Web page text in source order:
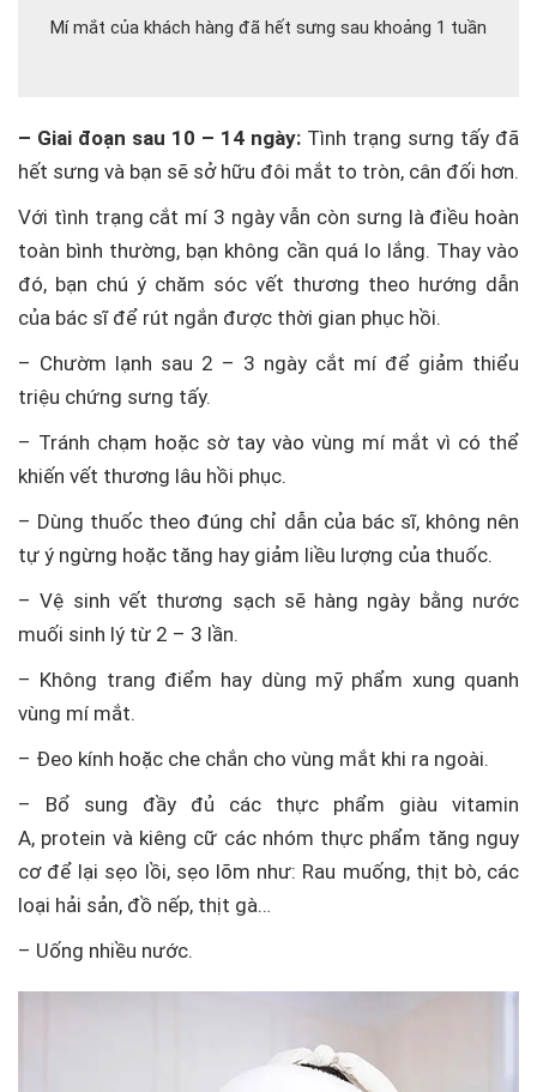
Mí mắt của khách hàng đã hết sưng sau khoảng 1 tuần
– Giai đoạn sau 10 – 14 ngày: Tình trạng sưng tấy đã
hết sưng và bạn sẽ sở hữu đôi mắt to tròn, cân đối hơn.
Với tình trạng cắt mí 3 ngày vẫn còn sưng là điều hoàn
toàn bình thường, bạn không cần quá lo lắng. Thay vào
đó, bạn chú ý chăm sóc vết thương theo hướng dẫn
của bác sĩ để rút ngắn được thời gian phục hồi.
– Chườm lạnh sau 2 – 3 ngày cắt mí để giảm thiểu
triệu chứng sưng tấy.
– Tránh chạm hoặc sờ tay vào vùng mí mắt vì có thể
khiến vết thương lâu hồi phục.
– Dùng thuốc theo đúng chỉ dẫn của bác sĩ, không nên
tự ý ngừng hoặc tăng hay giảm liều lượng của thuốc.
– Vệ sinh vết thương sạch sẽ hàng ngày bằng nước
muối sinh lý từ 2 – 3 lần.
– Không trang điểm hay dùng mỹ phẩm xung quanh
vùng mí mắt.
– Đeo kính hoặc che chắn cho vùng mắt khi ra ngoài.
– Bổ sung đầy đủ các thực phẩm giàu vitamin
A, protein và kiêng cữ các nhóm thực phẩm tăng nguy
cơ để lại sẹo lồi, sẹo lõm như: Rau muống, thịt bò, các
loại hải sản, đồ nếp, thịt gà…
– Uống nhiều nước.